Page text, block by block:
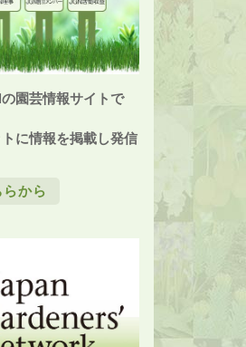
園芸情報サイトで
に情報を掲載し発信
から